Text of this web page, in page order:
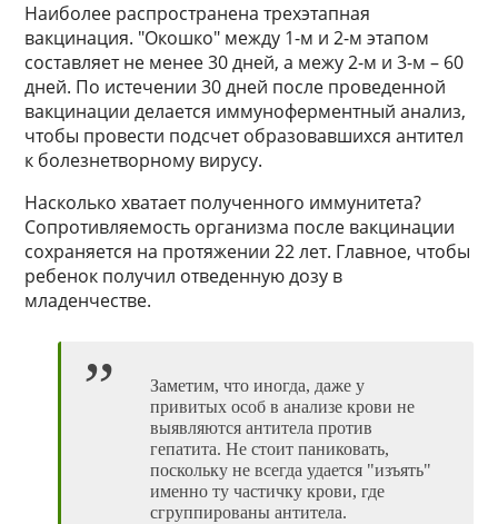
Наиболее распространена трехэтапная
вакцинация. "Окошко" между 1-м и 2-м этапом
составляет не менее 30 дней, а межу 2-м и 3-м – 60
дней. По истечении 30 дней после проведенной
вакцинации делается иммуноферментный анализ,
чтобы провести подсчет образовавшихся антител
к болезнетворному вирусу.
Насколько хватает полученного иммунитета?
Сопротивляемость организма после вакцинации
сохраняется на протяжении 22 лет. Главное, чтобы
ребенок получил отведенную дозу в
младенчестве.
Заметим, что иногда, даже у
привитых особ в анализе крови не
выявляются антитела против
гепатита. Не стоит паниковать,
поскольку не всегда удается "изъять"
именно ту частичку крови, где
сгруппированы антитела.